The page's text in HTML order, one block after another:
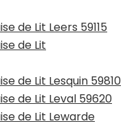
de Lit Leers 59115
de Lit
de Lit Lesquin 59810
de Lit Leval 59620
de Lit Lewarde